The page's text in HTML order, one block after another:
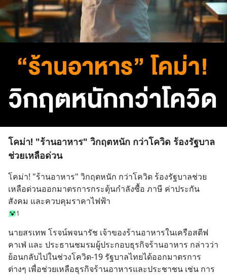
โคม่า! "ร้านอาหาร" วิกฤตหนัก กว่าโควิด ร้องรัฐบาล
ช่วยเหลือด่วน
โคม่า! "ร้านอาหาร" วิกฤตหนัก กว่าโควิด ร้องรัฐบาลช่วย
เหลือด่วนออกมาตรการกระตุ้นกำลังซื้อ ภาษี ค่าประกัน
สังคม และควบคุมราคาไฟฟ้า
1
นายสรเทพ โรจน์พจนารัช เจ้าของร้านอาหารในเครือสตีฟ
คาเฟ่ และ ประธานชมรมผู้ประกอบธุรกิจร้านอาหาร กล่าวว่า
ย้อนกลับไปในช่วงโควิด-19 รัฐบาลไทยได้ออกมาตรการ
ต่างๆ เพื่อช่วยเหลือธุรกิจร้านอาหารและประชาชน เช่น การ